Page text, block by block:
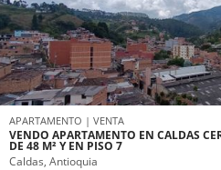
APARTAMENTO | VENTA
VENDO APARTAMENTO EN CALDAS
DE 48 M² Y EN PISO 7
Caldas, Antioquia